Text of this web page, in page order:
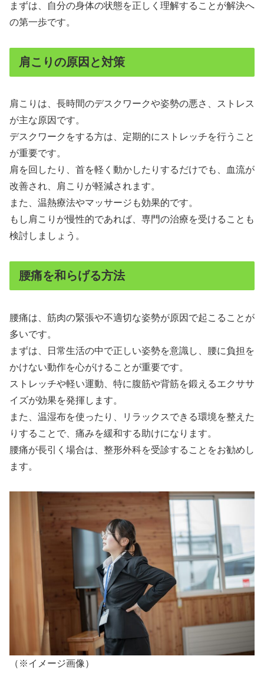
まずは、自分の身体の状態を正しく理解することが解決へ
の第一歩です。
肩こりの原因と対策
肩こりは、長時間のデスクワークや姿勢の悪さ、ストレス
が主な原因です。
デスクワークをする方は、定期的にストレッチを行うこと
が重要です。
肩を回したり、首を軽く動かしたりするだけでも、血流が
改善され、肩こりが軽減されます。
また、温熱療法やマッサージも効果的です。
もし肩こりが慢性的であれば、専門の治療を受けることも
検討しましょう。
腰痛を和らげる方法
腰痛は、筋肉の緊張や不適切な姿勢が原因で起こることが
多いです。
まずは、日常生活の中で正しい姿勢を意識し、腰に負担を
かけない動作を心がけることが重要です。
ストレッチや軽い運動、特に腹筋や背筋を鍛えるエクササ
イズが効果を発揮します。
また、温湿布を使ったり、リラックスできる環境を整えた
りすることで、痛みを緩和する助けになります。
腰痛が長引く場合は、整形外科を受診することをお勧めし
ます。
（※イメージ画像）